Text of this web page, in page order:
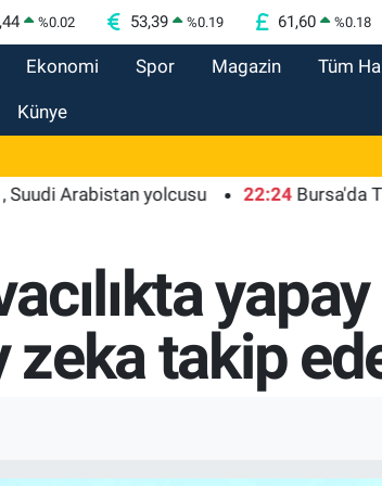
%0.02 53,39 %0.19 61,60 %0.18
Ekonomi Spor Magazin Tüm
Künye
Arabistan yolcusu 22:24 Bursa'da
zeka takip